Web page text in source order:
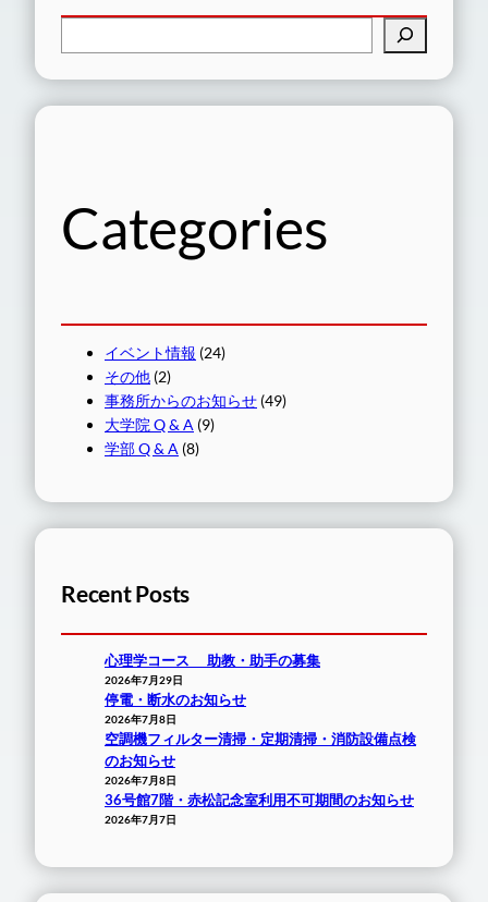
索
Categories
イベント情報 (24)
その他 (2)
事務所からのお知らせ (49)
大学院 Q & A (9)
学部 Q & A (8)
Recent Posts
心理学コース 助教・助手の募集
2026年7月29日
停電・断水のお知らせ
2026年7月8日
空調機フィルター清掃・定期清掃・消防設備点検
のお知らせ
2026年7月8日
36号館7階・赤松記念室利用不可期間のお知らせ
2026年7月7日